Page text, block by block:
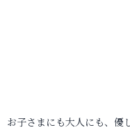
お子さまにも大人にも、優